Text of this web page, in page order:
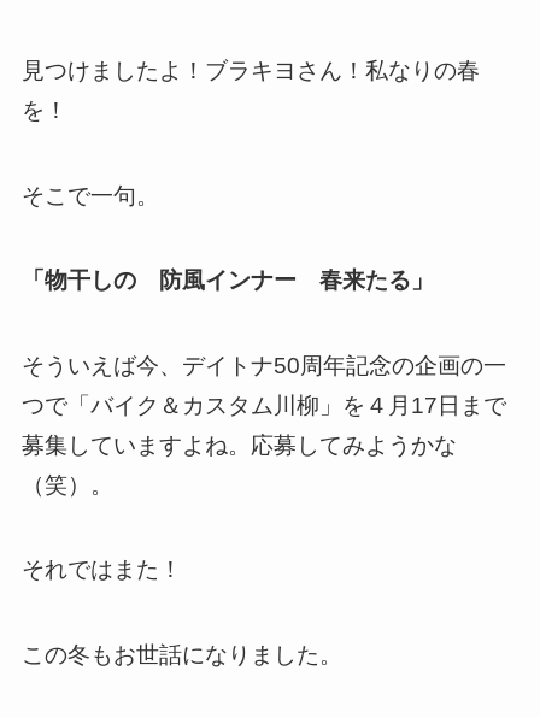
見つけましたよ！ブラキヨさん！私なりの春
を！
そこで一句。
「物干しの 防風インナー 春来たる」
そういえば今、デイトナ50周年記念の企画の一
つで「バイク＆カスタム川柳」を４月17日まで
募集していますよね。応募してみようかな
（笑）。
それではまた！
この冬もお世話になりました。